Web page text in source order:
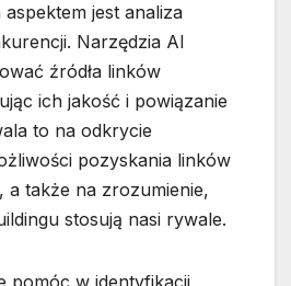
jest analiza
Narzędzia AI
źródła linków
ich jakość i powiązanie
to na odkrycie
pozyskania linków
a także na zrozumienie,
stosują nasi rywale.